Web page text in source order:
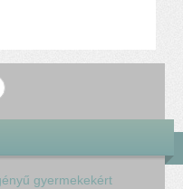
gyermekekért